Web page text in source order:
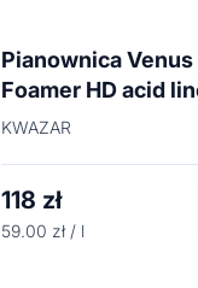
Pianownica
Foamer HD acid
KWAZAR
118 zł
59.00 zł / l